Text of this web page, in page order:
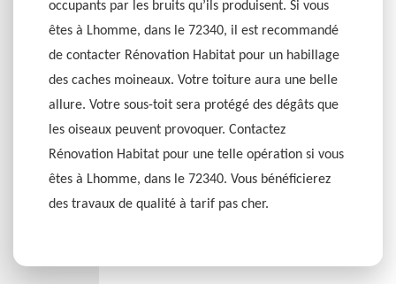
occupants par les bruits qu’ils produisent. Si vous
êtes à Lhomme, dans le 72340, il est recommandé
de contacter Rénovation Habitat pour un habillage
des caches moineaux. Votre toiture aura une belle
allure. Votre sous-toit sera protégé des dégâts que
les oiseaux peuvent provoquer. Contactez
Rénovation Habitat pour une telle opération si vous
êtes à Lhomme, dans le 72340. Vous bénéficierez
des travaux de qualité à tarif pas cher.